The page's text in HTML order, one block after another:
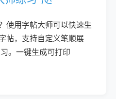
使用字帖大师可以快速生
帖，支持自定义笔顺展
。一键生成可打印